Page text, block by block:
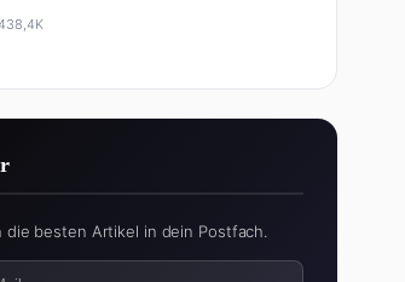
die besten Artikel in dein Postfach.